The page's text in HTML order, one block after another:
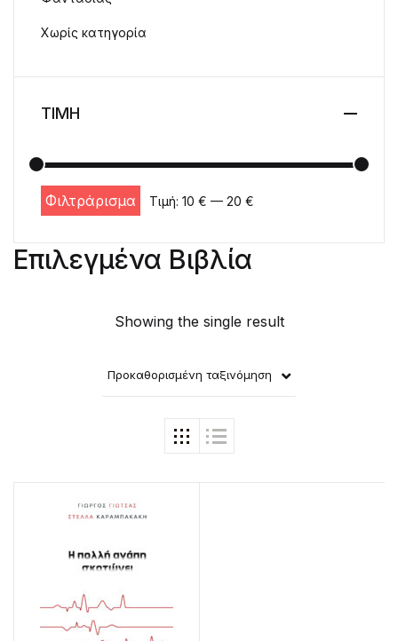
Επιλεγμένα Βιβλία
Showing the single result
Προκαθορισμένη ταξινόμηση
Χωρίς κατηγορία
ΤΙΜΗ
Ελάχιστη τιμή
Μέγιστη τιμή
Φιλτράρισμα Τιμή: 10 € — 20 €